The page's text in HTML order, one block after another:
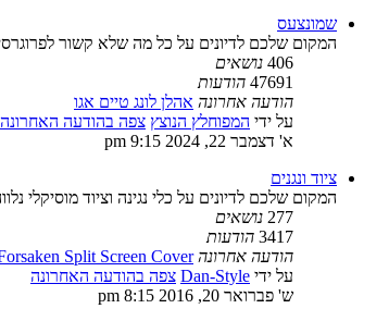
שמונצעס
המקום שלכם לדיונים על כל מה שלא קשור
406 נושאים
47691 הודעות
הודעה אחרונה אהלן לונג טיים אגו
על ידי המפוחלץ הנוצץ צפה בהודעה האחרונה
א' דצמבר 22, 2024 9:15 pm
ציוד ונגנים
המקום שלכם לדיונים על כלי נגינה וציוד מוסיקלי
277 נושאים
3417 הודעות
הודעה אחרונה Split Screen Cover
על ידי Dan-Style צפה בהודעה האחרונה
ש' פברואר 20, 2016 8:15 pm